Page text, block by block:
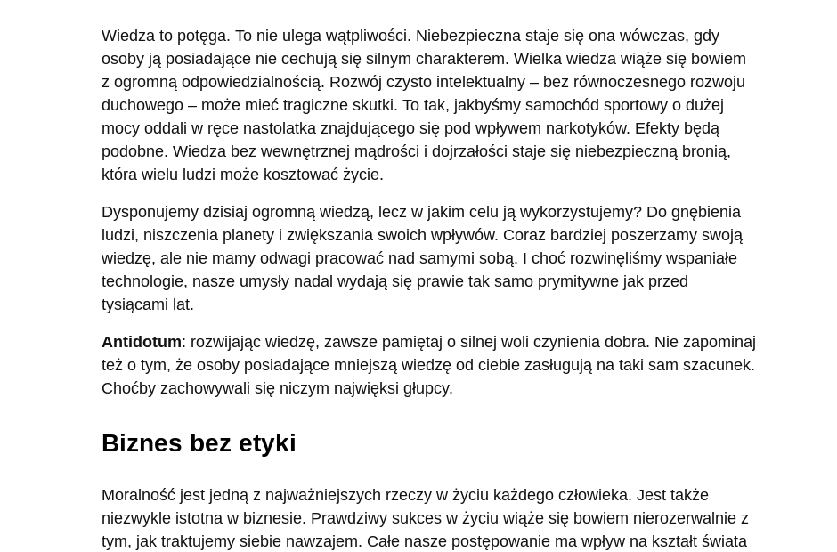
Wiedza to potęga. To nie ulega wątpliwości. Niebezpieczna staje się ona wówczas, gdy
osoby ją posiadające nie cechują się silnym charakterem. Wielka wiedza wiąże się bowiem
z ogromną odpowiedzialnością. Rozwój czysto intelektualny – bez równoczesnego rozwoju
duchowego – może mieć tragiczne skutki. To tak, jakbyśmy samochód sportowy o dużej
mocy oddali w ręce nastolatka znajdującego się pod wpływem narkotyków. Efekty będą
podobne. Wiedza bez wewnętrznej mądrości i dojrzałości staje się niebezpieczną bronią,
która wielu ludzi może kosztować życie.
Dysponujemy dzisiaj ogromną wiedzą, lecz w jakim celu ją wykorzystujemy? Do gnębienia
ludzi, niszczenia planety i zwiększania swoich wpływów. Coraz bardziej poszerzamy swoją
wiedzę, ale nie mamy odwagi pracować nad samymi sobą. I choć rozwinęliśmy wspaniałe
technologie, nasze umysły nadal wydają się prawie tak samo prymitywne jak przed
tysiącami lat.
Antidotum: rozwijając wiedzę, zawsze pamiętaj o silnej woli czynienia dobra. Nie zapominaj
też o tym, że osoby posiadające mniejszą wiedzę od ciebie zasługują na taki sam szacunek.
Choćby zachowywali się niczym najwięksi głupcy.
Biznes bez etyki
Moralność jest jedną z najważniejszych rzeczy w życiu każdego człowieka. Jest także
niezwykle istotna w biznesie. Prawdziwy sukces w życiu wiąże się bowiem nierozerwalnie z
tym, jak traktujemy siebie nawzajem. Całe nasze postępowanie ma wpływ na kształt świata